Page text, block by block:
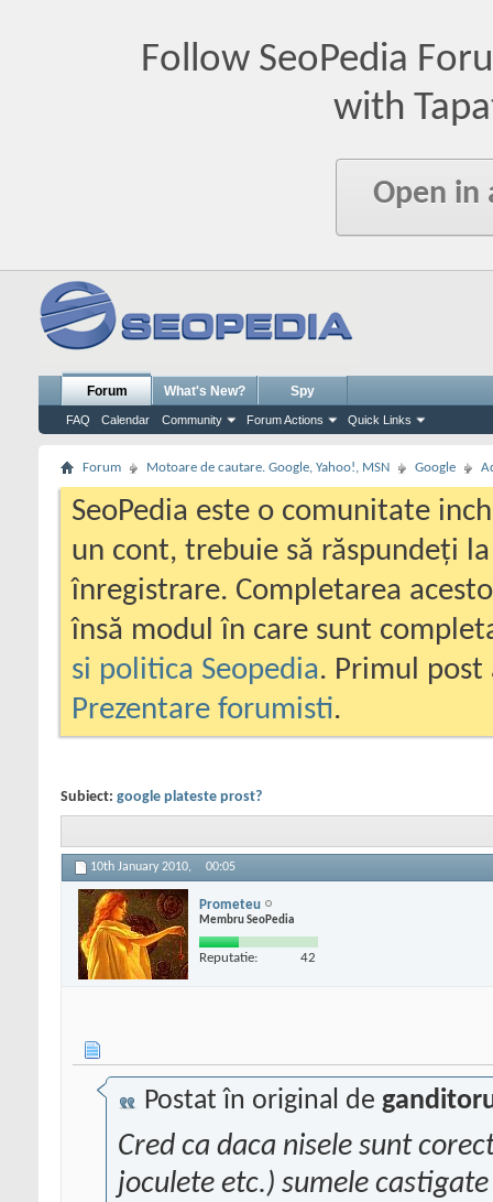
Follow SeoPedia
with
Open in
Forum
FAQ Calendar Community Forum Actions Quick Links
What's New? Spy
Forum Motoare de cautare. Google, Yahoo!, MSN Google
SeoPedia este o comunitate
un cont, trebuie să răspundeți
înregistrare. Completarea
însă modul în care sunt
si politica Seopedia. Primul
Prezentare forumisti.
Subiect: google plateste prost?
10th January 2010, 00:05
Prometeu
Membru SeoPedia
Reputatie: 42
Postat în original de
Cred ca daca nisele sunt
joculete etc.) sumele